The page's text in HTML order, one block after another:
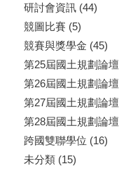
研討會資訊(44)
競圖比賽 (5)
競賽與獎學金 (45)
第25屆國土規劃論壇
第26屆國土規劃論壇
第27屆國土規劃論壇
第28屆國土規劃論壇
跨國雙聯學位 (16)
未分類(15)